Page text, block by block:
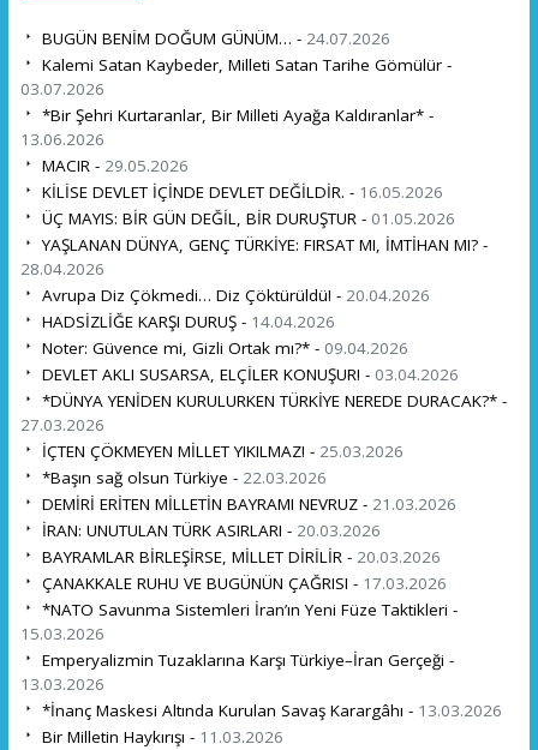
BUGÜN BENİM DOĞUM GÜNÜM… - 24.07.2026
Kalemi Satan Kaybeder, Milleti Satan Tarihe Gömülür -
03.07.2026
*Bir Şehri Kurtaranlar, Bir Milleti Ayağa Kaldıranlar* -
13.06.2026
MACIR - 29.05.2026
KİLİSE DEVLET İÇİNDE DEVLET DEĞİLDİR. - 16.05.2026
ÜÇ MAYIS: BİR GÜN DEĞİL, BİR DURUŞTUR - 01.05.2026
YAŞLANAN DÜNYA, GENÇ TÜRKİYE: FIRSAT MI, İMTİHAN MI? -
28.04.2026
Avrupa Diz Çökmedi… Diz Çöktürüldü! - 20.04.2026
HADSİZLİĞE KARŞI DURUŞ - 14.04.2026
Noter: Güvence mi, Gizli Ortak mı?* - 09.04.2026
DEVLET AKLI SUSARSA, ELÇİLER KONUŞUR! - 03.04.2026
*DÜNYA YENİDEN KURULURKEN TÜRKİYE NEREDE DURACAK?* -
27.03.2026
İÇTEN ÇÖKMEYEN MİLLET YIKILMAZ! - 25.03.2026
*Başın sağ olsun Türkiye - 22.03.2026
DEMİRİ ERİTEN MİLLETİN BAYRAMI NEVRUZ - 21.03.2026
İRAN: UNUTULAN TÜRK ASIRLARI - 20.03.2026
BAYRAMLAR BİRLEŞİRSE, MİLLET DİRİLİR - 20.03.2026
ÇANAKKALE RUHU VE BUGÜNÜN ÇAĞRISI - 17.03.2026
*NATO Savunma Sistemleri İran’ın Yeni Füze Taktikleri -
15.03.2026
Emperyalizmin Tuzaklarına Karşı Türkiye–İran Gerçeği -
13.03.2026
*İnanç Maskesi Altında Kurulan Savaş Karargâhı - 13.03.2026
Bir Milletin Haykırışı - 11.03.2026